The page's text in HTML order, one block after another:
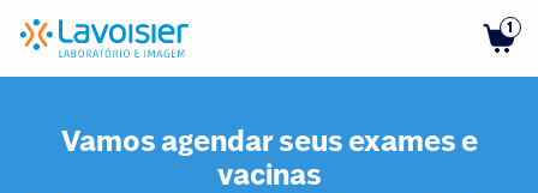
1
Vamos agendar seus exames e
vacinas